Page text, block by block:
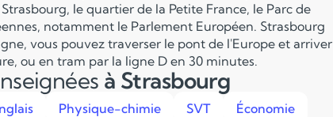
le quartier de la Petite France, le Parc de
notamment le Parlement Européen. Strasbourg
vous pouvez traverser le pont de l'Europe et arriver
ou en tram par la ligne D en 30 minutes.
à Strasbourg
Physique-chimie SVT Économie